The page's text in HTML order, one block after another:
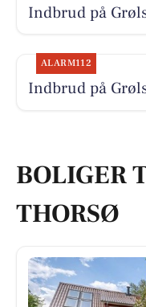
Indbrud på
ALARM112
Indbrud på
BOLIGER
THORSØ